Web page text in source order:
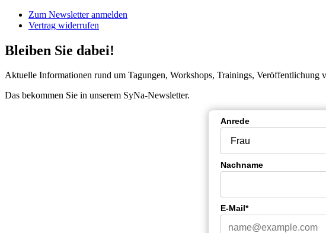
Zum Newsletter anmelden
Vertrag widerrufen
Bleiben Sie dabei!
Aktuelle Informationen rund um Tagungen, Workshops, Trainings, Veröffentlichung
Das bekommen Sie in unserem SyNa-Newsletter.
Anrede
Nachname
E-Mail*